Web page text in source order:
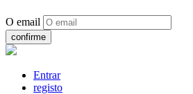
O email
confirme
Entrar
registo